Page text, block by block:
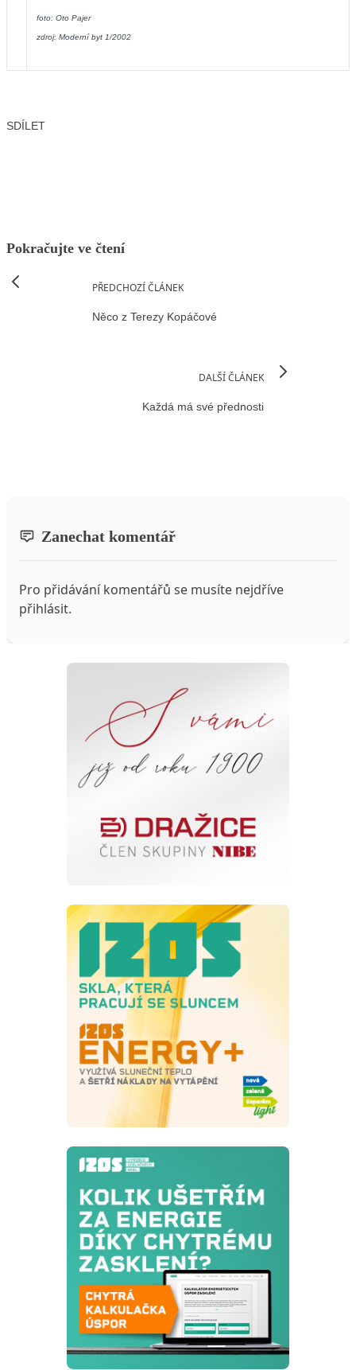
foto: Oto Pajer
zdroj: Moderní byt 1/2002
SDÍLET
Pokračujte ve čtení
PŘEDCHOZÍ ČLÁNEK
Něco z Terezy Kopáčové
DALŠÍ ČLÁNEK
Každá má své přednosti
Zanechat komentář
Pro přidávání komentářů se musíte nejdříve
přihlásit.